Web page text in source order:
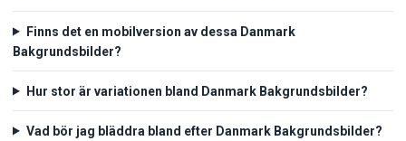
Finns det en mobilversion av dessa Danmark
Bakgrundsbilder?
Hur stor är variationen bland Danmark Bakgrundsbilder?
Vad bör jag bläddra bland efter Danmark Bakgrundsbilder?